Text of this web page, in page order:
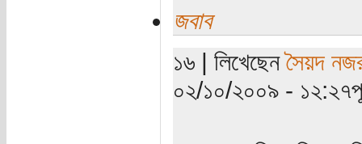
জবাব
১৬ | লিখেছেনসৈয়দ
০২/১০/২০০৯ -